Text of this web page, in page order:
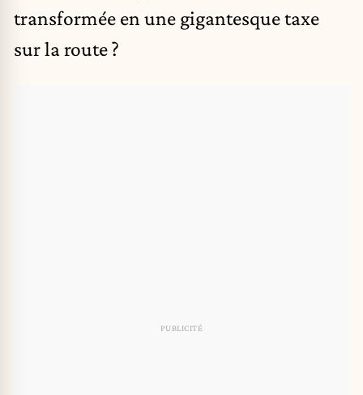
transformée en une gigantesque taxe
sur la route ?